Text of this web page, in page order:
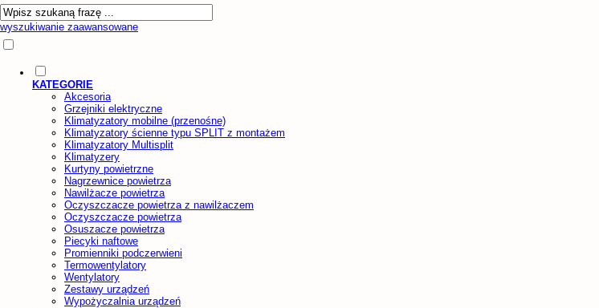
wyszukiwanie zaawansowane
KATEGORIE
Akcesoria
Grzejniki elektryczne
Klimatyzatory mobilne (przenośne)
Klimatyzatory ścienne typu SPLIT z montażem
Klimatyzatory Multisplit
Klimatyzery
Kurtyny powietrzne
Nagrzewnice powietrza
Nawilżacze powietrza
Oczyszczacze powietrza z nawilżaczem
Oczyszczacze powietrza
Osuszacze powietrza
Piecyki naftowe
Promienniki podczerwieni
Termowentylatory
Wentylatory
Zestawy urządzeń
Wypożyczalnia urządzeń